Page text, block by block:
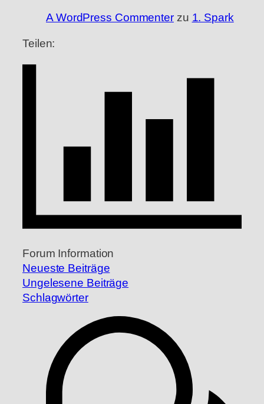
A WordPress Commenterzu 1. Spark
Teilen:
Forum Information
Neueste Beiträge
Ungelesene Beiträge
Schlagwörter